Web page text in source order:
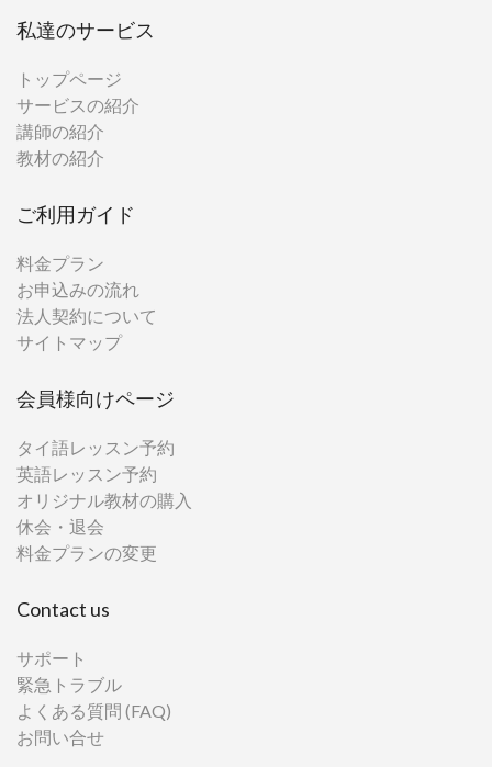
私達のサービス
トップページ
サービスの紹介
講師の紹介
教材の紹介
ご利用ガイド
料金プラン
お申込みの流れ
法人契約について
サイトマップ
会員様向けページ
タイ語レッスン予約
英語レッスン予約
オリジナル教材の購入
休会・退会
料金プランの変更
Contact us
サポート
緊急トラブル
よくある質問 (FAQ)
お問い合せ